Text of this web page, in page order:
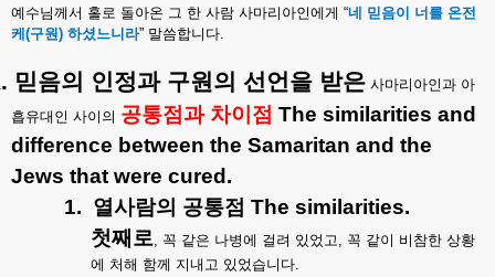
예수님께서 홀로 돌아온 그 한 사람 사마리아인에게 “네 믿음이 너를 온전
케 (구원) 하셨느니라” 말씀합니다.
믿음의 인정과 구원의 선언을 받은 사마리아인과 아
흡유대인 사이의 공통점과 차이점 The similarities and
difference between the Samaritan and the
Jews that were cured.
1. 열사람의 공통점 The similarities.
첫째로, 꼭 같은 나병에 걸려 있었고, 꼭 같이 비참한 상황
에 처해 함께 지내고 있었습니다.